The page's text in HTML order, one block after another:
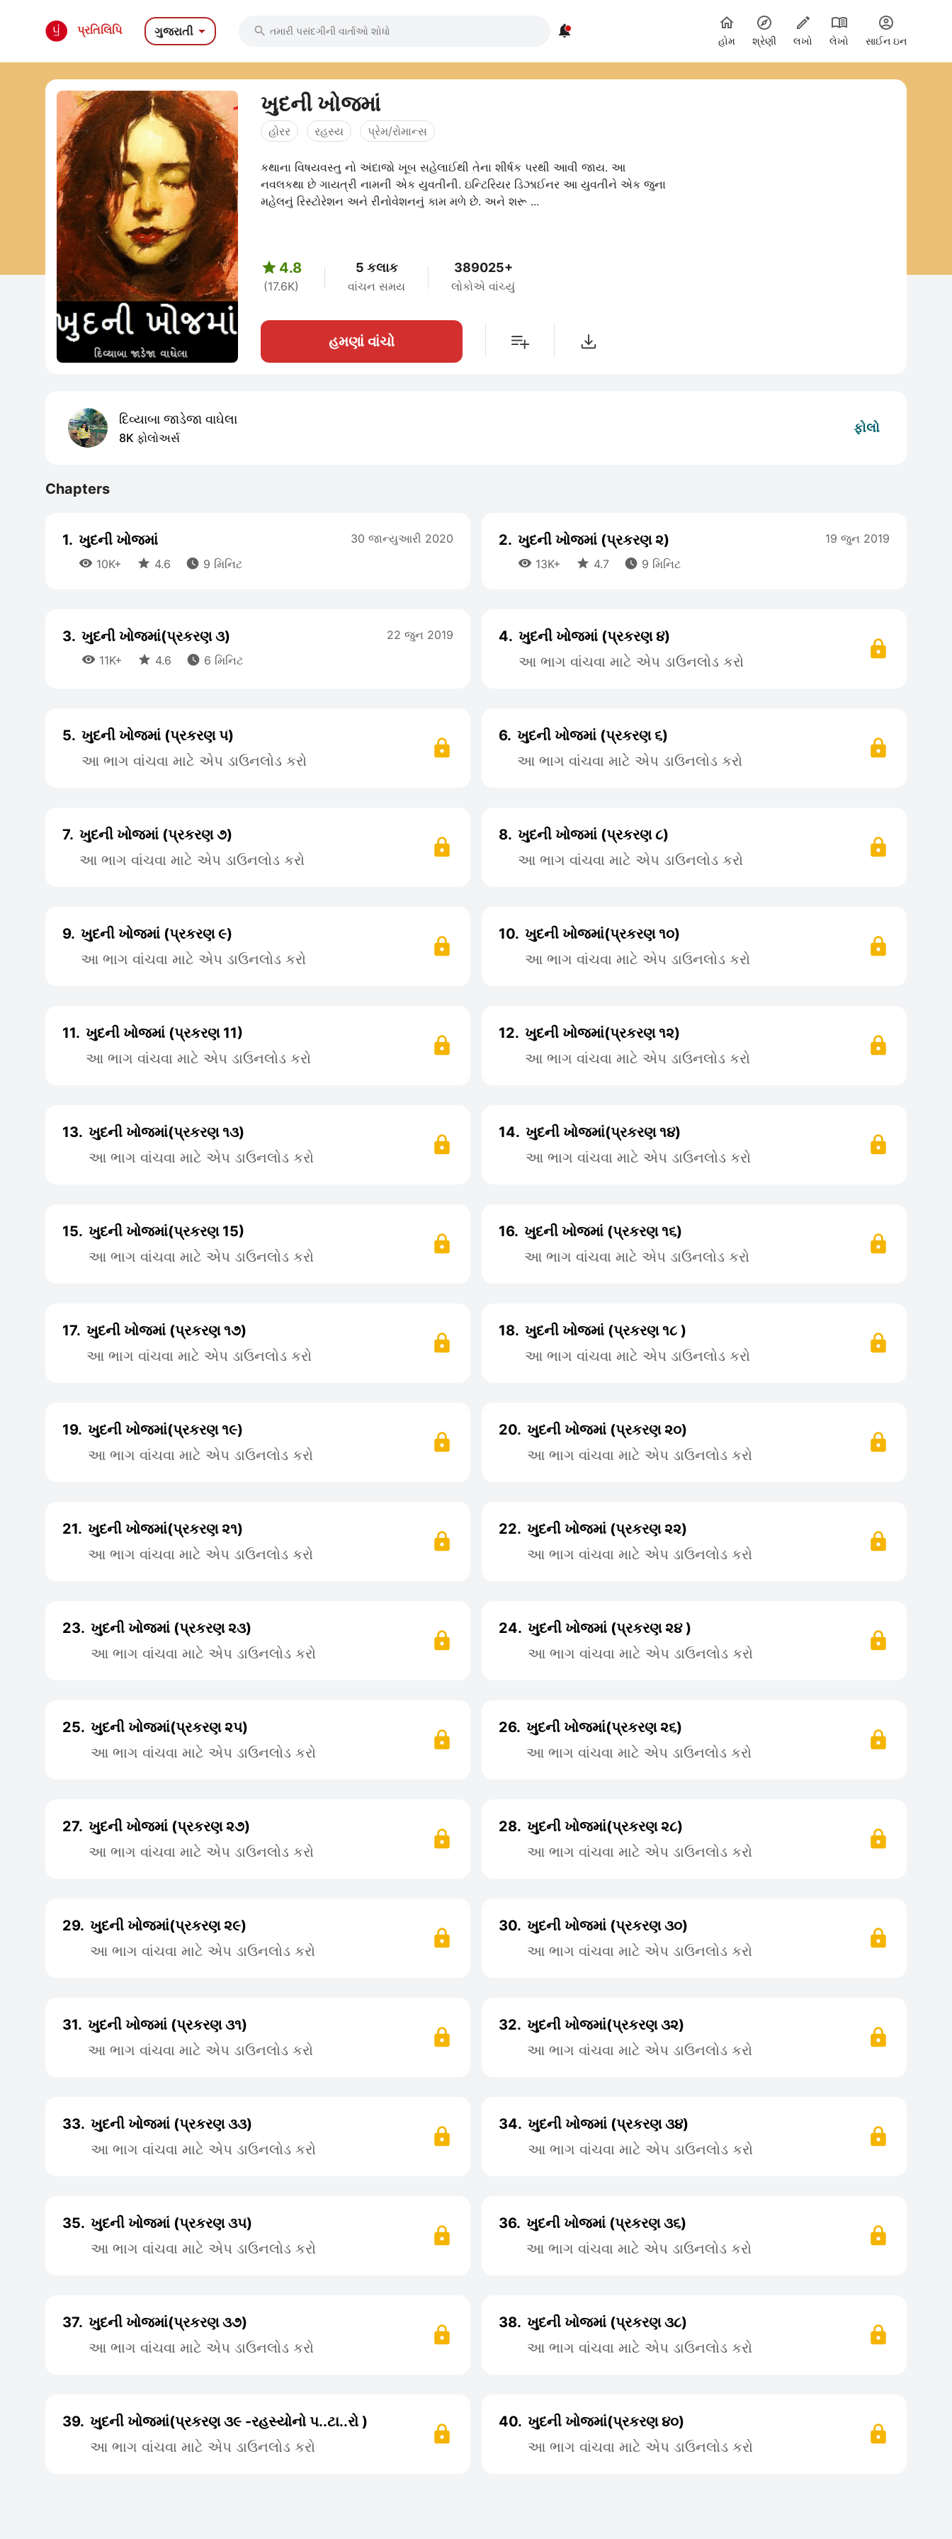
પ્રતિલિપિ ગુજરાતી   
હોમ શ્રેણી લખો લેખો સાઈન ઇન
ખુદની ખોજમાં
હોરર રહસ્ય પ્રેમ/રોમાન્સ
કથાના વિષયવસ્તુ નો અંદાજો ખૂબ સહેલાઈથી તેના શીર્ષક પરથી આવી જાય. આ
નવલકથા છે ગાયત્રી નામની એક યુવતીની. ઇન્ટિરિયર ડિઝાઈનર આ યુવતીને એક જુના
મહેલનું રિસ્ટોરેશન અને રીનોવેશનનું કામ મળે છે. અને શરૂ ...
 4.8
(17.6K)
5 કલાક
વાંચન સમય
389025+
લોકોએ વાંચ્યું
હમણાં વાંચો
દિવ્યાબા જાડેજા વાઘેલા
8K ફોલોઅર્સ
ફોલો
Chapters
1. ખુદની ખોજમાં
 10K+  4.6  9 મિનિટ
30 જાન્યુઆરી 2020 2. ખુદની ખોજમાં (પ્રકરણ ૨)
 13K+  4.7  9 મિનિટ
19 જુન 2019
3. ખુદની ખોજમાં(પ્રકરણ ૩)
 11K+  4.6  6 મિનિટ
22 જુન 2019 4. ખુદની ખોજમાં (પ્રકરણ ૪)
આ ભાગ વાંચવા માટે એપ ડાઉનલોડ કરો
5. ખુદની ખોજમાં (પ્રકરણ ૫)
આ ભાગ વાંચવા માટે એપ ડાઉનલોડ કરો
6. ખુદની ખોજમાં (પ્રકરણ ૬)
આ ભાગ વાંચવા માટે એપ ડાઉનલોડ કરો
7. ખુદની ખોજમાં (પ્રકરણ ૭)
આ ભાગ વાંચવા માટે એપ ડાઉનલોડ કરો
8. ખુદની ખોજમાં (પ્રકરણ ૮)
આ ભાગ વાંચવા માટે એપ ડાઉનલોડ કરો
9. ખુદની ખોજમાં (પ્રકરણ ૯)
આ ભાગ વાંચવા માટે એપ ડાઉનલોડ કરો
10. ખુદની ખોજમાં(પ્રકરણ ૧૦)
આ ભાગ વાંચવા માટે એપ ડાઉનલોડ કરો
11. ખુદની ખોજમાં (પ્રકરણ 11)
આ ભાગ વાંચવા માટે એપ ડાઉનલોડ કરો
12. ખુદની ખોજમાં(પ્રકરણ ૧૨)
આ ભાગ વાંચવા માટે એપ ડાઉનલોડ કરો
13. ખુદની ખોજમાં(પ્રકરણ ૧૩)
આ ભાગ વાંચવા માટે એપ ડાઉનલોડ કરો
14. ખુદની ખોજમાં(પ્રકરણ ૧૪)
આ ભાગ વાંચવા માટે એપ ડાઉનલોડ કરો
15. ખુદની ખોજમાં(પ્રકરણ 15)
આ ભાગ વાંચવા માટે એપ ડાઉનલોડ કરો
16. ખુદની ખોજમાં (પ્રકરણ ૧૬)
આ ભાગ વાંચવા માટે એપ ડાઉનલોડ કરો
17. ખુદની ખોજમાં (પ્રકરણ ૧૭)
આ ભાગ વાંચવા માટે એપ ડાઉનલોડ કરો
18. ખુદની ખોજમાં (પ્રકરણ ૧૮ )
આ ભાગ વાંચવા માટે એપ ડાઉનલોડ કરો
19. ખુદની ખોજમાં(પ્રકરણ ૧૯)
આ ભાગ વાંચવા માટે એપ ડાઉનલોડ કરો
20. ખુદની ખોજમાં (પ્રકરણ ૨૦)
આ ભાગ વાંચવા માટે એપ ડાઉનલોડ કરો
21. ખુદની ખોજમાં(પ્રકરણ ૨૧)
આ ભાગ વાંચવા માટે એપ ડાઉનલોડ કરો
22. ખુદની ખોજમાં (પ્રકરણ ૨૨)
આ ભાગ વાંચવા માટે એપ ડાઉનલોડ કરો
23. ખુદની ખોજમાં (પ્રકરણ ૨૩)
આ ભાગ વાંચવા માટે એપ ડાઉનલોડ કરો
24. ખુદની ખોજમાં (પ્રકરણ ૨૪ )
આ ભાગ વાંચવા માટે એપ ડાઉનલોડ કરો
25. ખુદની ખોજમાં(પ્રકરણ ૨૫)
આ ભાગ વાંચવા માટે એપ ડાઉનલોડ કરો
26. ખુદની ખોજમાં(પ્રકરણ ૨૬)
આ ભાગ વાંચવા માટે એપ ડાઉનલોડ કરો
27. ખુદની ખોજમાં (પ્રકરણ ૨૭)
આ ભાગ વાંચવા માટે એપ ડાઉનલોડ કરો
28. ખુદની ખોજમાં(પ્રકરણ ૨૮)
આ ભાગ વાંચવા માટે એપ ડાઉનલોડ કરો
29. ખુદની ખોજમાં(પ્રકરણ ૨૯)
આ ભાગ વાંચવા માટે એપ ડાઉનલોડ કરો
30. ખુદની ખોજમાં (પ્રકરણ ૩૦)
આ ભાગ વાંચવા માટે એપ ડાઉનલોડ કરો
31. ખુદની ખોજમાં (પ્રકરણ ૩૧)
આ ભાગ વાંચવા માટે એપ ડાઉનલોડ કરો
32. ખુદની ખોજમાં(પ્રકરણ ૩૨)
આ ભાગ વાંચવા માટે એપ ડાઉનલોડ કરો
33. ખુદની ખોજમાં (પ્રકરણ ૩૩)
આ ભાગ વાંચવા માટે એપ ડાઉનલોડ કરો
34. ખુદની ખોજમાં (પ્રકરણ ૩૪)
આ ભાગ વાંચવા માટે એપ ડાઉનલોડ કરો
35. ખુદની ખોજમાં (પ્રકરણ ૩૫)
આ ભાગ વાંચવા માટે એપ ડાઉનલોડ કરો
36. ખુદની ખોજમાં (પ્રકરણ ૩૬)
આ ભાગ વાંચવા માટે એપ ડાઉનલોડ કરો
37. ખુદની ખોજમાં(પ્રકરણ ૩૭)
આ ભાગ વાંચવા માટે એપ ડાઉનલોડ કરો
38. ખુદની ખોજમાં (પ્રકરણ ૩૮)
આ ભાગ વાંચવા માટે એપ ડાઉનલોડ કરો
39. ખુદની ખોજમાં(પ્રકરણ ૩૯ -રહસ્યોનો પ..ટા..રો )
આ ભાગ વાંચવા માટે એપ ડાઉનલોડ કરો
40. ખુદની ખોજમાં(પ્રકરણ ૪૦)
આ ભાગ વાંચવા માટે એપ ડાઉનલોડ કરો